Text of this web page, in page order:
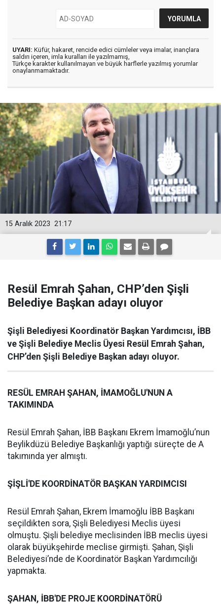
UYARI: Küfür, hakaret, rencide edici cümleler veya imalar, inançlara
saldırı içeren, imla kuralları ile yazılmamış,
Türkçe karakter kullanılmayan ve büyük harflerle yazılmış yorumlar
onaylanmamaktadır.
21:17
15 Aralık 2023
Resül Emrah Şahan, CHP’den Şişli
Belediye Başkan adayı oluyor
Şişli Belediyesi Koordinatör Başkan Yardımcısı, İBB
ve Şişli Belediye Meclis Üyesi Resül Emrah Şahan,
CHP’den Şişli Belediye Başkan adayı oluyor.
RESÜL EMRAH ŞAHAN, İMAMOĞLU'NUN A
TAKIMINDA
Resül Emrah Şahan, İBB Başkanı Ekrem İmamoğlu’nun
Beylikdüzü Belediye Başkanlığı yaptığı süreçte de A
takımında yer almıştı.
ŞİŞLİ'DE KOORDİNATÖR BAŞKAN YARDIMCISI
Resül Emrah Şahan, Ekrem İmamoğlu İBB Başkanı
seçildikten sora, Şişli Belediyesi Meclis üyesi
olmuştu. Şişli belediye meclisinden İBB meclis üyesi
olarak büyükşehirde meclise girmişti. Şahan, Şişli
Belediyesi’nde de Koordinatör Başkan Yardımcılığı
yapmakta.
ŞAHAN, İBB'DE PROJE KOORDİNATÖRÜ